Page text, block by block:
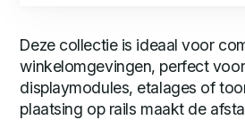
Deze collectie is ideaal voor
winkelomgevingen, perfect
displaymodules, etalages of
plaatsing op rails maakt de